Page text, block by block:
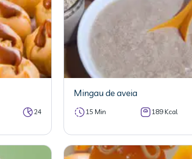
24
Mingau de aveia
15 Min 189 Kcal